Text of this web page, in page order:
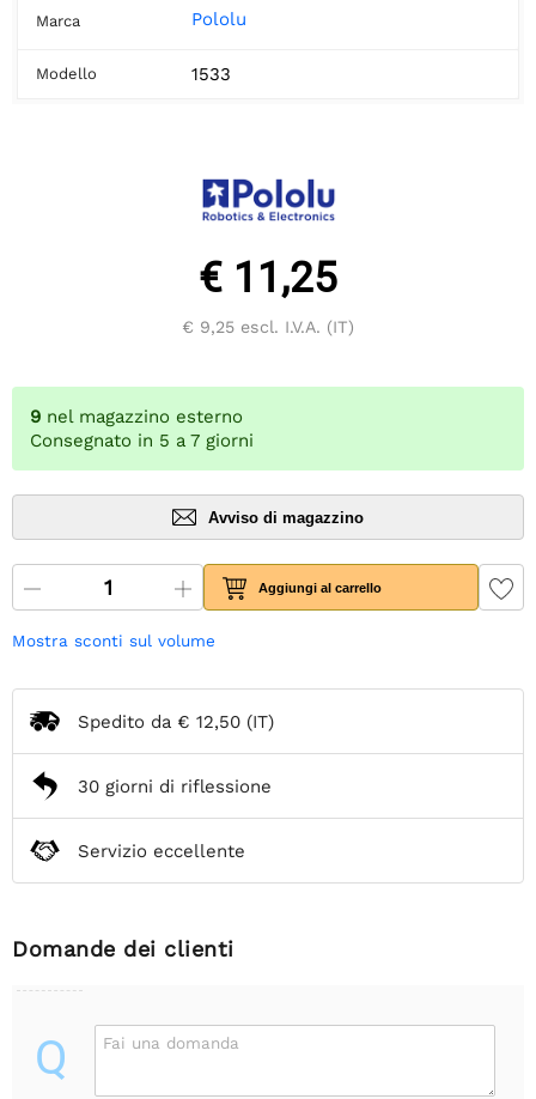
Marca Pololu
Modello 1533
€ 11,25
€ 9,25 escl. I.V.A. (IT)
9 nel magazzino esterno
Consegnato in 5 a 7 giorni
Avviso di magazzino
Aggiungi al carrello
Mostra sconti sul volume
Spedito da € 12,50 (IT)
30 giorni di riflessione
Servizio eccellente
Domande dei clienti
Q Fai una domanda